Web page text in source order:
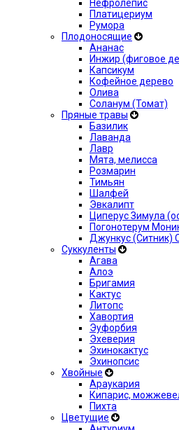
Нефролепис
Платицериум
Румора
Плодоносящие
Ананас
Инжир (фиговое
Капсикум
Кофейное дерево
Олива
Соланум (Томат)
Пряные травы
Базилик
Лаванда
Лавр
Мята, мелисса
Розмарин
Тимьян
Шалфей
Эвкалипт
Циперус Зимула
Погонотерум
Джункус (Ситник)
Суккуленты
Агава
Алоэ
Бригамия
Кактус
Литопс
Хавортия
Эуфорбия
Эхеверия
Эхинокактус
Эхинопсис
Хвойные
Араукария
Кипарис,
Пихта
Цветущие